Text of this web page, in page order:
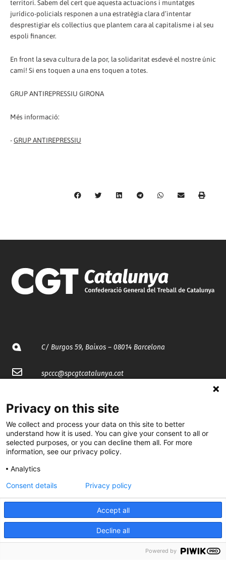
territori. Sabem del cert que aquesta actuacions i muntatges
jurídico-policials responen a una estratègia clara d’intentar
desprestigiar els col·lectius que plantem cara al capitalisme i al seu
espoli financer.
En front la seva cultura de la por, la solidaritat esdevé el nostre únic
camí! Si ens toquen a una ens toquen a totes.
GRUP ANTIREPRESSIU GIRONA
Més informació:
-GRUP ANTIREPRESSIU
C/ Burgos 59, Baixos – 08014 Barcelona
spccc@spcgtcatalunya.cat
@CGTCatalunya
cgtcatalunya
CGTCatalunya
cgtcatalunya
Desenvolupat per
Privacy on this site
We collect and process your data on this site to better
understand how it is used. You can give your consent to all or
selected purposes, or you can decline them all. For more
information, see our privacy policy.
Analytics
Accept all
Decline all
Consent details Privacy policy
Powered by